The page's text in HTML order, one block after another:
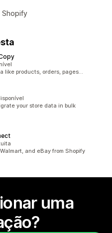
Shopify
like products, orders, pages...
your store data in bulk
and eBay from Shopify
uma